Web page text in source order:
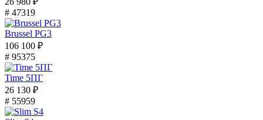
# 47319
Brussel PG3
106 100 ₽
# 95375
Time 5ПГ
26 130 ₽
# 55959